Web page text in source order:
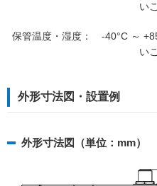
い
保管温度・湿度： -40°C ～
い
外形寸法図・設置例
外形寸法図（単位：mm）